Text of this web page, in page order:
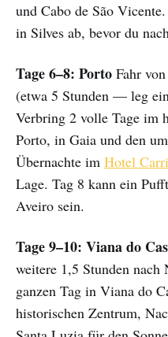
und Cabo de São
in Silves ab, bevor du
Tage 6–8: Porto Fahr
(etwa 5 Stunden — leg
Verbring 2 volle Tage im
Porto, in Gaia und den
Übernachte im Hotel
Lage. Tag 8 kann ein
Aveiro sein.
Tage 9–10: Viana do
weitere 1,5 Stunden
ganzen Tag in Viana do
historischen Zentrum,